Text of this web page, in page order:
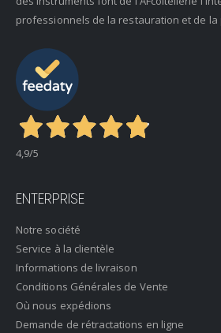
professionnels de la restauration et de la
4,9/5
ENTERPRISE
Notre société
Service à la clientèle
Informations de livraison
Conditions Générales de Vente
Où nous expédions
Demande de rétractations en ligne